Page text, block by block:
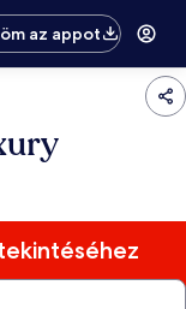
az appot